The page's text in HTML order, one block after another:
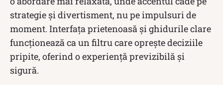
strategie și divertisment, nu pe impulsuri de
moment. Interfața prietenoasă și ghidurile clare
funcționează ca un filtru care oprește deciziile
pripite, oferind o experiență previzibilă și
sigură.